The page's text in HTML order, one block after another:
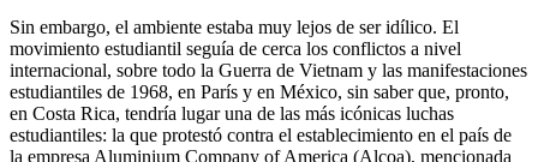
Sin embargo, el ambiente estaba muy lejos de ser idílico. El
movimiento estudiantil seguía de cerca los conflictos a nivel
internacional, sobre todo la Guerra de Vietnam y las manifestaciones
estudiantiles de 1968, en París y en México, sin saber que, pronto,
en Costa Rica, tendría lugar una de las más icónicas luchas
estudiantiles: la que protestó contra el establecimiento en el país de
la empresa Aluminium Company of America (Alcoa), mencionada